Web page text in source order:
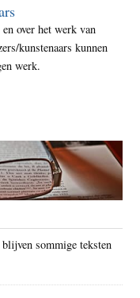
over het werk van
kunstenaars kunnen
werk.
sommige teksten